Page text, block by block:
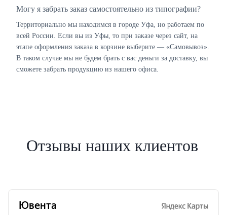
Могу я забрать заказ самостоятельно из типографии?
Территориально мы находимся в городе Уфа, но работаем по
всей России. Если вы из Уфы, то при заказе через сайт, на
этапе оформления заказа в корзине выберите — «Самовывоз».
В таком случае мы не будем брать с вас деньги за доставку, вы
сможете забрать продукцию из нашего офиса.
Отзывы наших клиентов